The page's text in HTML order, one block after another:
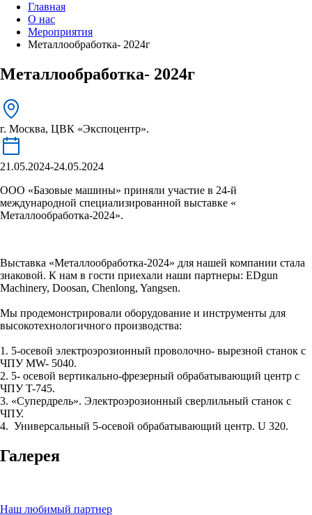
Главная
О нас
Мероприятия
Металлообработка- 2024г
Металлообработка- 2024г
г. Москва, ЦВК «Экспоцентр».
21.05.2024-24.05.2024
ООО «Базовые машины» приняли участие в 24-й
международной специализированной выставке «
Металлообработка-2024».
Выставка «Металлообработка-2024» для нашей компании стала
знаковой. К нам в гости приехали наши партнеры: EDgun
Machinery, Doosan, Chenlong, Yangsen.
Мы продемонстрировали оборудование и инструменты для
высокотехнологичного производства:
1. 5-осевой электроэрозионный проволочно- вырезной станок с
ЧПУ MW- 5040.
2. 5- осевой вертикально-фрезерный обрабатывающий центр с
ЧПУ T-745.
3. «Супердрель». Электроэрозионный сверлильный станок с
ЧПУ.
4. Универсальный 5-осевой обрабатывающий центр. U 320.
Галерея
Наш любимый партнер